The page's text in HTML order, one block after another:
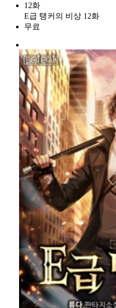
12화
E급 탱커의 비상 12화
무료